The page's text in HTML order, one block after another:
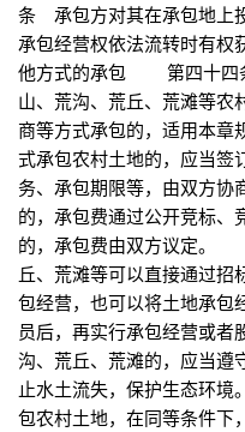
条 承包方对其在承包地上
承包经营权依法流转时
他方式的承包 第四十四
山、荒沟、荒丘、荒滩等农
商等方式承包的，适用
式承包农村土地的，应当签
务、承包期限等，由双方协
的，承包费通过公开竞标、
的，承包费由双方议定
丘、荒滩等可以直接通过
包经营，也可以将土地承包
员后，再实行承包经营或
沟、荒丘、荒滩的，应当遵
止水土流失，保护生态
包农村土地，在同等条件下